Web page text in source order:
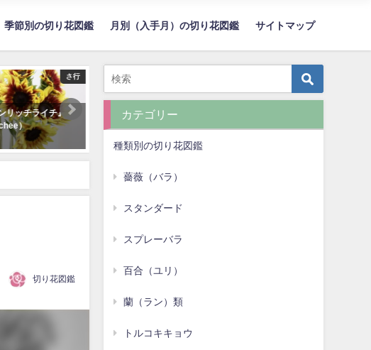
季節別の切り花図鑑 月別（入手月）の切り花図鑑 サイトマップ
は行
ンリーアイラー
'Henry
スプレーバラ『ピンクワルツ』
切り花図鑑
カテゴリー
種類別の切り花図鑑
薔薇（バラ）
スタンダード
スプレーバラ
百合（ユリ）
蘭（ラン）類
トルコキキョウ